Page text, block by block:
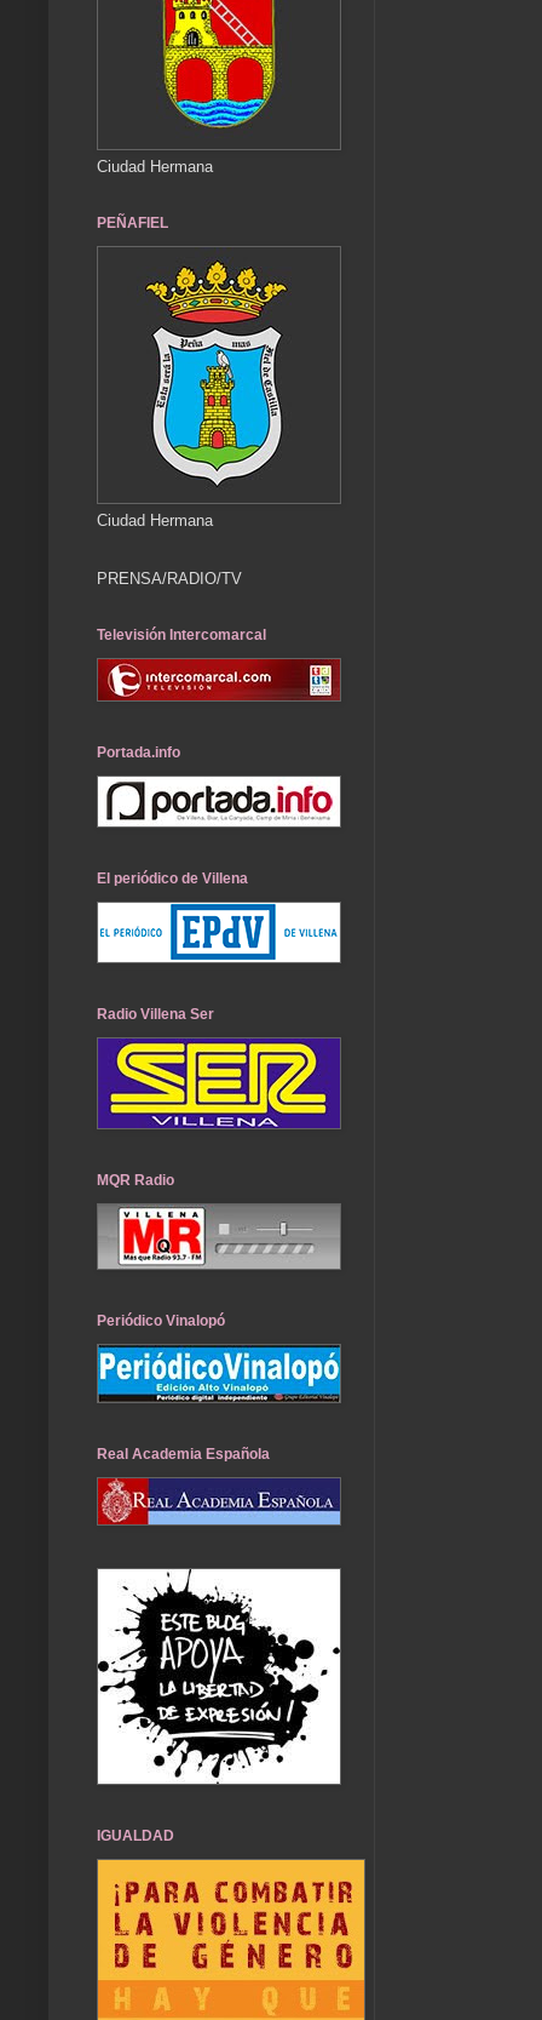
Ciudad Hermana
PEÑAFIEL
Ciudad Hermana
PRENSA/RADIO/TV
Televisión Intercomarcal
Portada.info
El periódico de Villena
Radio Villena Ser
MQR Radio
Periódico Vinalopó
Real Academia Española
IGUALDAD